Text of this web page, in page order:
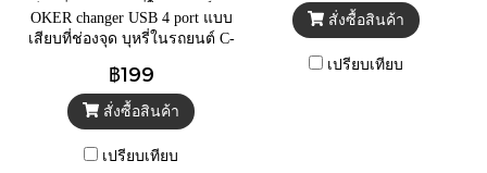
สียบที่ช่องจุด บุหรี่ในรถยนต์ C-
348
OKER changer USB 4 port แบบ
เสียบที่ช่องจุด บุหรี่ในรถยนต์ C-
ได้พร้อมกัน 4port USB
฿199
สั่งซื้อสินค้า
เปรียบเทียบ
สั่งซื้อสินค้า
เปรียบเทียบ